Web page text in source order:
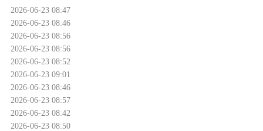
2026-06-23 08:47
2026-06-23 08:46
2026-06-23 08:56
2026-06-23 08:56
2026-06-23 08:52
2026-06-23 09:01
2026-06-23 08:46
2026-06-23 08:57
2026-06-23 08:42
2026-06-23 08:50